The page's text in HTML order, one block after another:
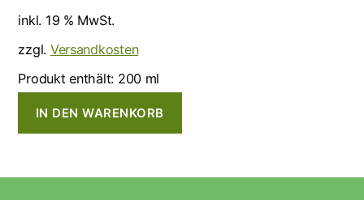
inkl. 19 % MwSt.
zzgl. Versandkosten
Produkt enthält: 200 ml
IN DEN WARENKORB